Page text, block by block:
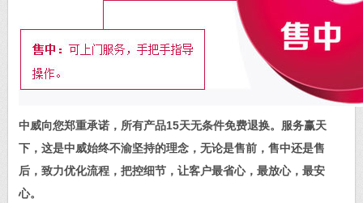
中威向您郑重承诺，所有产品15天无条件免费退换。服务赢天
下，这是中威始终不渝坚持的理念，无论是售前，售中还是售
后，致力优化流程，把控细节，让客户最省心，最放心，最安
心。